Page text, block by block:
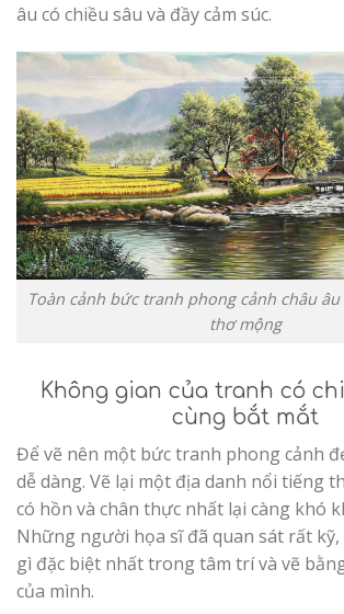
âu có chiều sâu và đầy cảm súc.
Toàn cảnh bức tranh phong cảnh châu
thơ mộng
Không gian của tranh có
cùng bắt mắt
Để vẽ nên một bức tranh phong cảnh
dễ dàng. Vẽ lại một địa danh nổi tiếng
có hồn và chân thực nhất lại càng khó
Những người họa sĩ đã quan sát rất
gì đặc biệt nhất trong tâm trí và vẽ
của mình.